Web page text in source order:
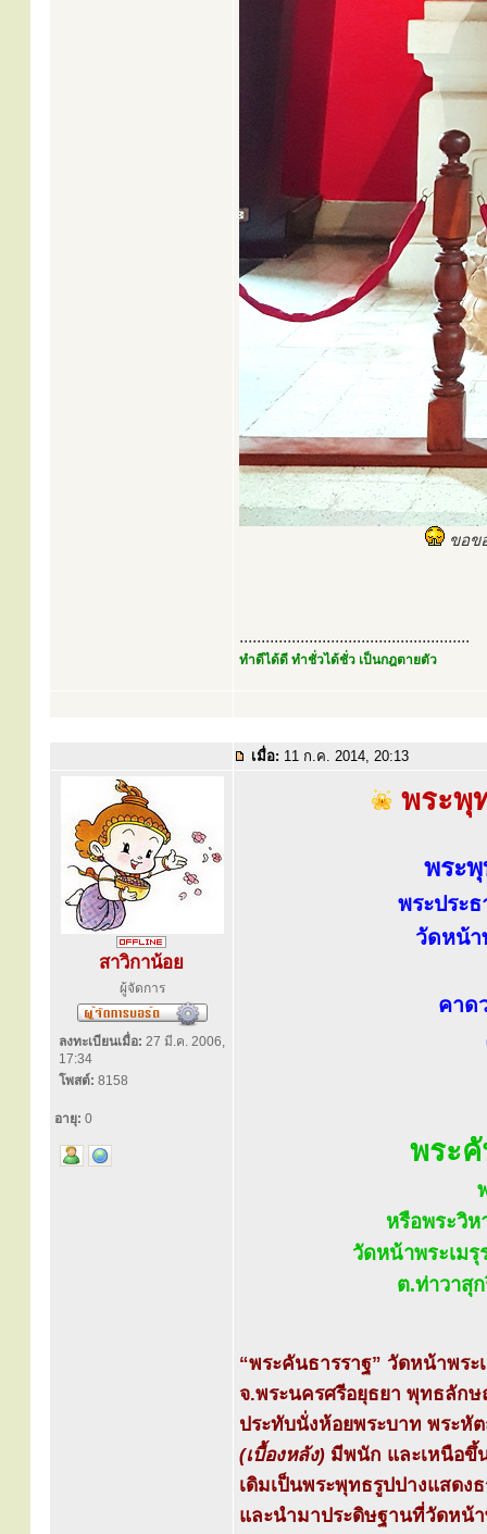
ขอข
.....................................................
ทำดีได้ดี ทำชั่วได้ชั่ว เป็นกฎตายตัว
เมื่อ: 11 ก.ค. 2014, 20:13
สาวิกาน้อย
ผู้จัดการ
ลงทะเบียนเมื่อ: 27 มี.ค. 2006,
17:34
โพสต์: 8158
อายุ: 0
พระพุ
พระ
พระประ
วัดหน้า
คาด
พระ
หรือพระวิห
วัดหน้าพระเม
ต.ท่าวาสุ
“พระคันธารราฐ” วัดหน้าพร
จ.พระนครศรีอยุธยา พุทธลัก
ประทับนั่งห้อยพระบาท พระหั
(เบื้องหลัง) มีพนัก และเหนือขึ้
เดิมเป็นพระพุทธรูปปางแสดง
และนำมาประดิษฐานที่วัดหน้า